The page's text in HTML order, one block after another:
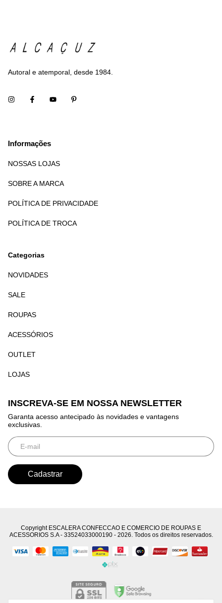
Autoral e atemporal, desde 1984.
Informações
NOSSAS LOJAS
SOBRE A MARCA
POLÍTICA DE PRIVACIDADE
POLÍTICA DE TROCA
Categorias
NOVIDADES
SALE
ROUPAS
ACESSÓRIOS
OUTLET
LOJAS
INSCREVA-SE EM NOSSA NEWSLETTER
Garanta acesso antecipado às novidades e vantagens
exclusivas.
Copyright ESCALERA CONFECCAO E COMERCIO DE ROUPAS E
ACESSORIOS S.A - 33524033000190 - 2026. Todos os direitos reservados.